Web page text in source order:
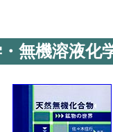
無機溶液化